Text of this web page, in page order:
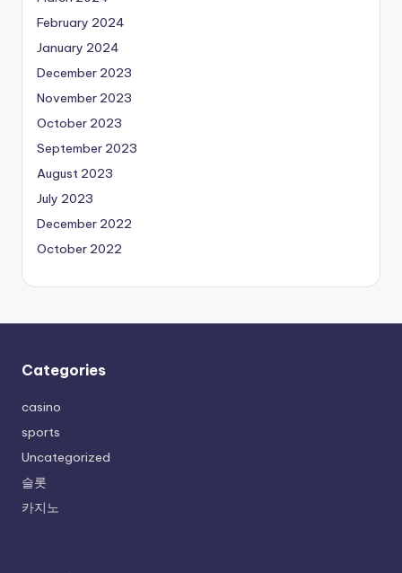
February 2024
January 2024
December 2023
November 2023
October 2023
September 2023
August 2023
July 2023
December 2022
October 2022
Categories
casino
sports
Uncategorized
슬롯
카지노